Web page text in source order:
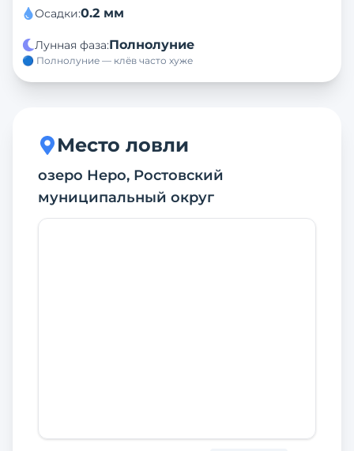
Осадки:0.2 мм
Лунная фаза:Полнолуние
🔵 Полнолуние — клёв часто хуже
Место ловли
озеро Неро, Ростовский
муниципальный округ